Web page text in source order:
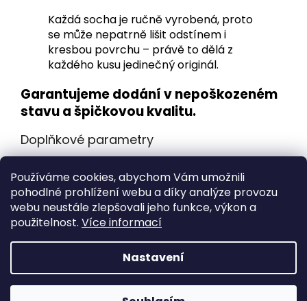
Používáme cookies, abychom Vám umožnili
pohodlné prohlížení webu a díky analýze provozu
webu neustále zlepšovali jeho funkce, výkon a
použitelnost. Více informací
Nastavení
Každá socha je ručně vyrobená, proto
se může nepatrně lišit odstínem i
kresbou povrchu – právě to dělá z
každého kusu jedinečný originál.
Garantujeme dodání v nepoškozeném
stavu a špičkovou kvalitu.
Doplňkové parametry
Hmotnost: 12 kg
Copyright 2026Ježíškova dílna. Všechna práva